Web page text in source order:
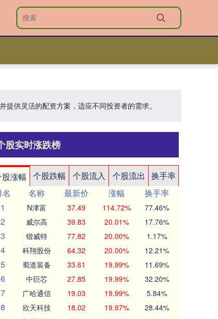
供灵活的配资方案，适应不同投资者的需求。
股实时涨跌榜
涨幅 个股跌幅 个股流入 个股流出
换手率
名
名称 最新价 涨幅
换手率
1
N津富 37.49 114.72% 77.46%
2 威尔高 39.83 20.01% 17.76%
3 锴威特 77.82 20.00% 1.17%
4 科翔股份 64.32 20.00% 12.21%
5 蜀道装备 33.61 19.99% 11.69%
6 中巨芯 27.85 19.99% 32.20%
7 广哈通信 19.03 19.99% 5.84%
8 欣天科技 18.02 19.97% 28.44%